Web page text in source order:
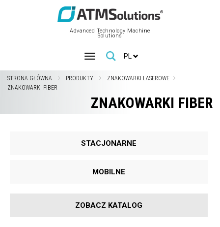
Advanced Technology Machine
Solutions
PL
STRONA GŁÓWNA PRODUKTY
ZNAKOWARKI LASEROWE
ZNAKOWARKI FIBER
ZNAKOWARKI FIBER
STACJONARNE
MOBILNE
ZOBACZ KATALOG